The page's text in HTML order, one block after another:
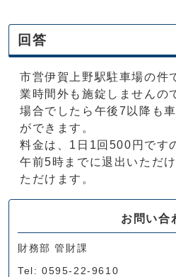
回答
市営伊賀上野駅駐車場の件
業時間外も施錠しませんの
場合でしたら午後7以降も
ができます。
料金は、1日1回500円です
午前5時までに退出いただ
ただけます。
お問い合
財務部 管財課
Tel: 0595-22-9610